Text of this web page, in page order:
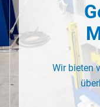
Wir bieten